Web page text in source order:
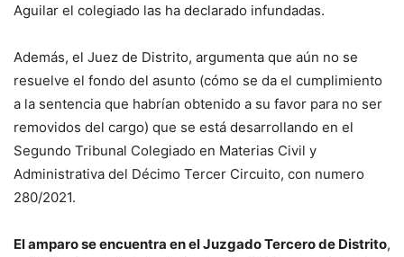
Aguilar el colegiado las ha declarado infundadas.
Además, el Juez de Distrito, argumenta que aún no se
resuelve el fondo del asunto (cómo se da el cumplimiento
a la sentencia que habrían obtenido a su favor para no ser
removidos del cargo) que se está desarrollando en el
Segundo Tribunal Colegiado en Materias Civil y
Administrativa del Décimo Tercer Circuito, con numero
280/2021.
El amparo se encuentra en el Juzgado Tercero de Distrito,